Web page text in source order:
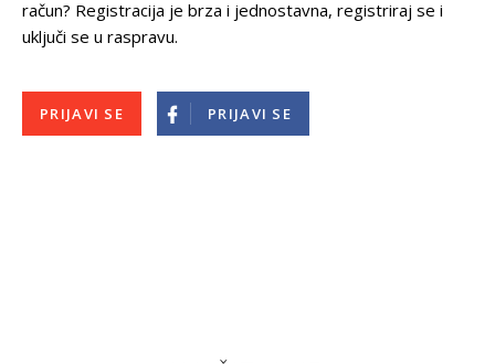
račun? Registracija je brza i jednostavna, registriraj se i
uključi se u raspravu.
PRIJAVI SE PRIJAVI SE